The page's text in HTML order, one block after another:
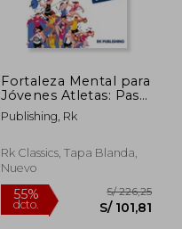
Fortaleza Mental para
Jóvenes Atletas: Pasa
del ANONIMATO a ser
una ESTRELLA; 9
para desarrollar la
resiliencia, forjar una
Publishing, Rk
Rk Classics, Tapa Blanda,
Nuevo